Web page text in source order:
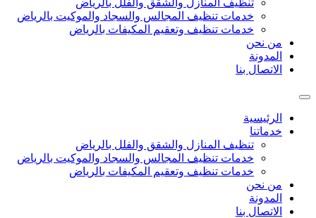
تنظيف المنازل والشقق والفلل بالرياض
خدمات تنظيف المجالس والسجاد والموكيت بالرياض
خدمات تنظيف وتعقيم المكيفات بالرياض
من نحن
المدونة
الاتصال بنا
الرئيسية
خدماتنا
تنظيف المنازل والشقق والفلل بالرياض
خدمات تنظيف المجالس والسجاد والموكيت بالرياض
خدمات تنظيف وتعقيم المكيفات بالرياض
من نحن
المدونة
الاتصال بنا